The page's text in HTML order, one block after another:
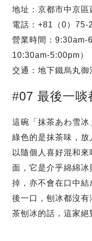
地址：京都市中京區
電話：+81（0）75-
營業時間：9:30am-
10:30am-5:00pm）
交通：地下鐵烏丸
#07 最後一啖
這碗「抹茶あわ雪冰
綠色的是抹茶味，
以隨個人喜好混和
面，它是介乎綿綿
掉，亦不會在口中
後一口，刨冰都沒
茶刨冰的話，這家絕